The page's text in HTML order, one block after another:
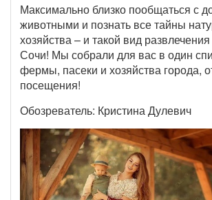
Максимально близко пообщаться с
животными и познать все тайны
хозяйства – и такой вид
Сочи! Мы собрали для вас в один
фермы, пасеки и хозяйства города,
посещения!
Обозреватель: Кристина Дулевич